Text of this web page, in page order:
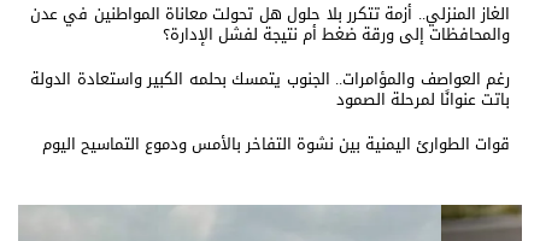
الغاز المنزلي.. أزمة تتكرر بلا حلول هل تحولت معاناة المواطنين في عدن
والمحافظات إلى ورقة ضغط أم نتيجة لفشل الإدارة؟
رغم العواصف والمؤامرات.. الجنوب يتمسك بحلمه الكبير واستعادة الدولة
باتت عنوانًا لمرحلة الصمود
قوات الطوارئ اليمنية بين نشوة التفاخر بالأمس ودموع التماسيح اليوم